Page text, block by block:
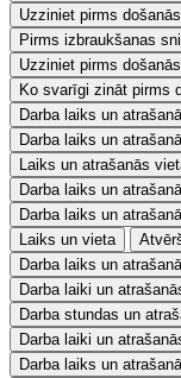
Uzziniet pirms
Pirms izbraukšanas
Uzziniet pirms
Ko svarīgi zināt pirms
Darba laiks un
Darba laiks un
Laiks un atrašanās
Darba laiks un
Darba laiks un
Laiks un vieta
Darba laiks un
Darba laiki un
Darba stundas un
Darba laiki un
Darba laiks un